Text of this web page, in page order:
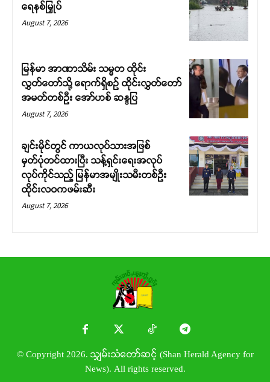
ရေနစ်မြှုပ်
August 7, 2026
မြန်မာ အာဏာသိမ်း သမ္မတ ထိုင်း
လွှတ်တော်သို့ ရောက်ရှိစဉ် ထိုင်းလွှတ်တော်
အမတ်တစ်ဦး အော်ဟစ် ဆန္ဒပြ
August 7, 2026
ချင်းမိုင်တွင် ကာယလုပ်သားအဖြစ်
မှတ်ပုံတင်ထားပြီး သန့်ရှင်းရေးအလုပ်
လုပ်ကိုင်သည့် မြန်မာအမျိုးသမီးတစ်ဦး
ထိုင်းလဝကဖမ်းဆီး
August 7, 2026
© Copyright 2026. သျှမ်းသံတော်ဆင့် (Shan Herald Agency for
News). All rights reserved.